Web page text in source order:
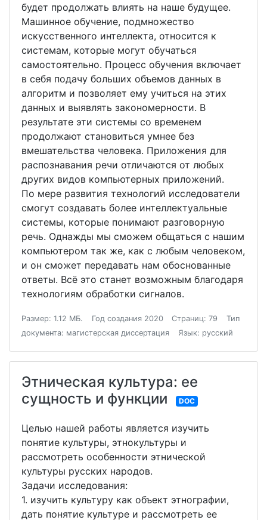
будет продолжать влиять на наше будущее.
Машинное обучение, подмножество
искусственного интеллекта, относится к
системам, которые могут обучаться
самостоятельно. Процесс обучения включает
в себя подачу больших объемов данных в
алгоритм и позволяет ему учиться на этих
данных и выявлять закономерности. В
результате эти системы со временем
продолжают становиться умнее без
вмешательства человека. Приложения для
распознавания речи отличаются от любых
других видов компьютерных приложений.
По мере развития технологий исследователи
смогут создавать более интеллектуальные
системы, которые понимают разговорную
речь. Однажды мы сможем общаться с нашим
компьютером так же, как с любым человеком,
и он сможет передавать нам обоснованные
ответы. Всё это станет возможным благодаря
технологиям обработки сигналов.
Размер: 1.12 МБ. Год создания 2020 Страниц: 79
Тип
документа: магистерская диссертация
Язык: русский
Этническая культура: ее
сущность и функции
DOC
Целью нашей работы является изучить
понятие культуры, этнокультуры и
рассмотреть особенности этнической
культуры русских народов.
Задачи исследования:
1. изучить культуру как объект этнографии,
дать понятие культуре и рассмотреть ее